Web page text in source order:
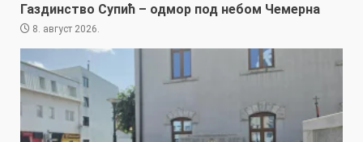
Газдинство Супић – одмор под небом Чемерна
8. август 2026.